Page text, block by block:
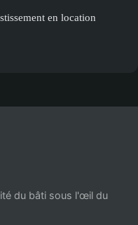
en location
du bâti sous l'œil du